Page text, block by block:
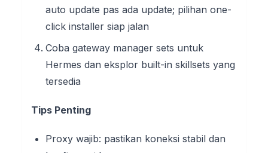
auto update pas ada update; pilihan one-
click installer siap jalan
Coba gateway manager sets untuk
Hermes dan eksplor built-in skillsets yang
tersedia
Tips Penting
Proxy wajib: pastikan koneksi stabil dan